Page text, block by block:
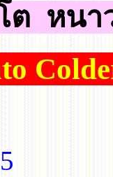
ต หนา